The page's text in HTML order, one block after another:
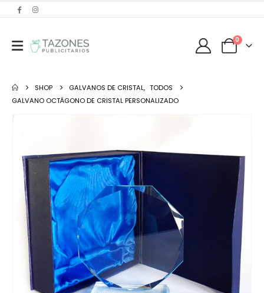
0
SHOP GALVANOS DE CRISTAL, TODOS
GALVANO OCTÁGONO DE CRISTAL PERSONALIZADO